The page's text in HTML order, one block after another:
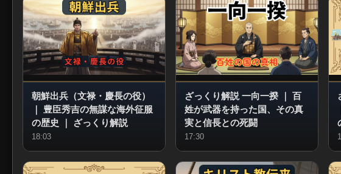
朝鮮出兵（文禄・慶長の役）
｜ 豊臣秀吉の無謀な海外征服
の歴史
｜ ざっくり解説
18:03
ざっくり解説 一向一揆｜百
姓が武器を持った国、その真
実と信長との死闘
17:30